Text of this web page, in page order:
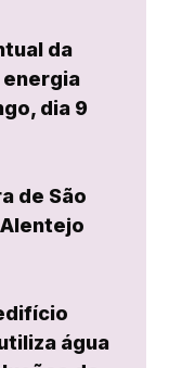
da
dia 9
de São
água